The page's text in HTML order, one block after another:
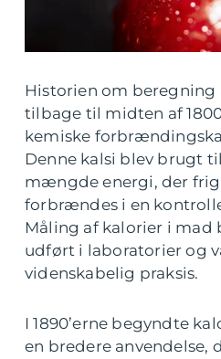
Historien om
tilbage til midten af
kemiske
Denne kalsi blev brugt
mængde energi, der
forbrændes i en
Måling af kalorier i
udført i laboratorier og
videnskabelig praksis.
I 1890’erne begyndte
en bredere anvendelse,